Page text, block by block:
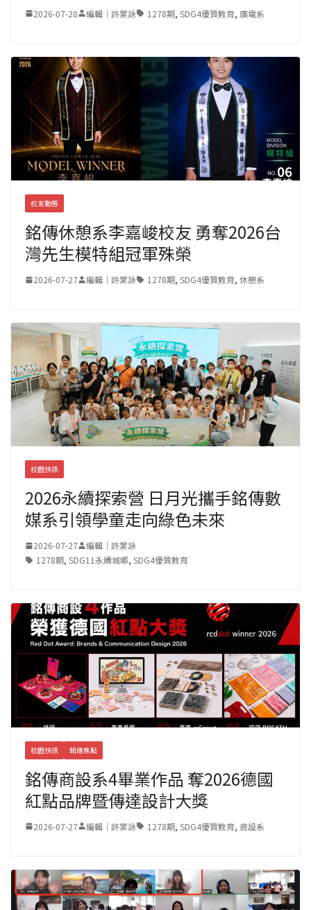
2026-07-28 編輯｜許棠詠 1278期, SDG4優質教育, 廣電系
校友動態
銘傳休憩系李嘉峻校友 勇奪2026台
灣先生模特組冠軍殊榮
2026-07-27 編輯｜許棠詠 1278期, SDG4優質教育, 休憩系
校園快訊
2026永續探索營 日月光攜手銘傳數
媒系引領學童走向綠色未來
2026-07-27
編輯｜許棠詠
1278期, SDG11永續城鄉, SDG4優質教育
校園快訊 銘傳焦點
銘傳商設系4畢業作品 奪2026德國
紅點品牌暨傳達設計大獎
2026-07-27 編輯｜許棠詠 1278期, SDG4優質教育, 商設系